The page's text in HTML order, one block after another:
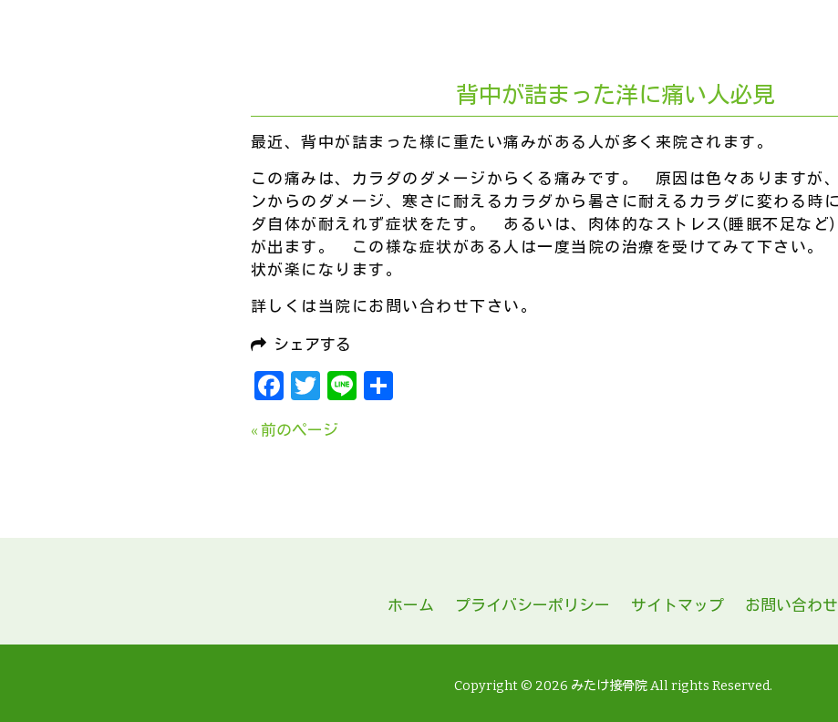
背中が詰まった洋に痛い人必見
最近、背中が詰まった様に重たい痛みがある人が多く来院されます。
この痛みは、カラダのダメージからくる痛みです。 原因は色々ありますが
ンからのダメージ、寒さに耐えるカラダから暑さに耐えるカラダに変わる時
ダ自体が耐えれず症状をたす。 あるいは、肉体的なストレス(睡眠不足など
が出ます。 この様な症状がある人は一度当院の治療を受けてみて下さい。
状が楽になります。
詳しくは当院にお問い合わせ下さい。
シェアする
Facebook
Twitter
Line
« 前のページ
ホーム プライバシーポリシー サイトマップ お問い合わせ
Copyright © 2026 みたけ接骨院 All rights Reserved.